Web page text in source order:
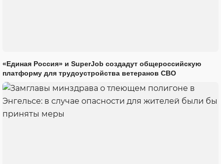
«Единая Россия» и SuperJob создадут общероссийскую
платформу для трудоустройства ветеранов СВО